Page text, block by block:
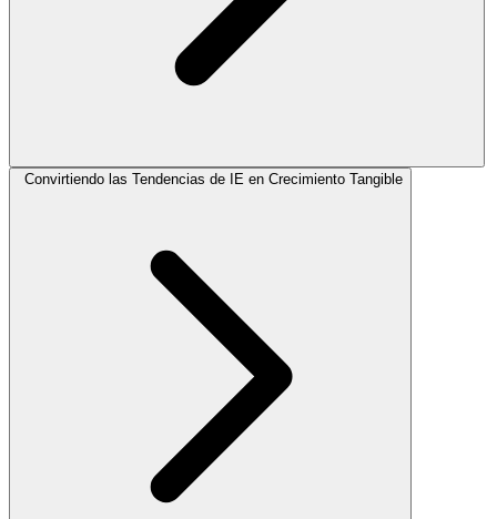
Convirtiendo las Tendencias de IE en Crecimiento Tangible